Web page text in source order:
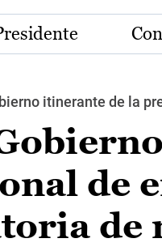
itinerante de la
de
de